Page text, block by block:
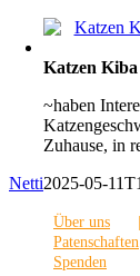
Katzen
~haben
Zuhause, in
Netti2025-05-
Über uns
Patenschaften
Spenden